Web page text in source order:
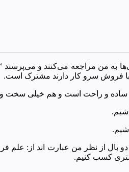
من مراجعه می‌کنند و می‌پرسند
فروش سرو کار دارند مشترک است.
ساده و راحت است و هم خیلی سخت
بال از نظر من عبارت اند از:
کسب کنیم.